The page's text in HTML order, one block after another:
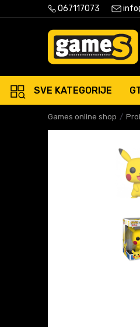
067117073
ISPORUKA PORUDŽBINA
SVE KATEGORIJE
Games online shop